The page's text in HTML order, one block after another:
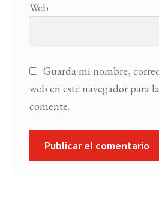
Web
Guarda mi nombre,
web en este navegador para
comente.